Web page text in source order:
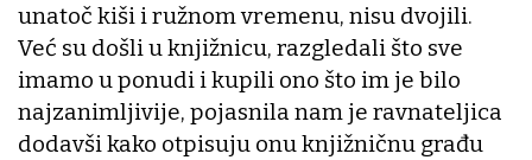
unatoč kiši i ružnom vremenu, nisu dvojili.
Već su došli u knjižnicu, razgledali što sve
imamo u ponudi i kupili ono što im je bilo
najzanimljivije, pojasnila nam je ravnateljica
dodavši kako otpisuju onu knjižničnu građu